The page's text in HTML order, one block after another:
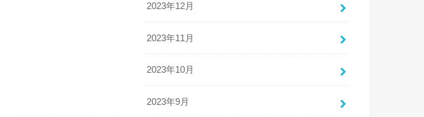
2023年12月
2023年11月
2023年10月
2023年9月